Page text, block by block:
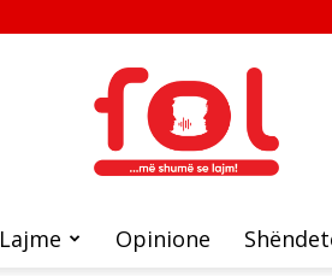
FOL
Lajme Opinione